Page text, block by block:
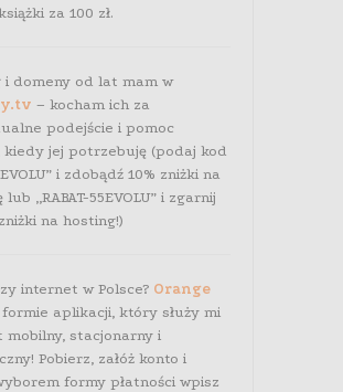
za 100 zł.
i domeny od lat mam w
– kocham ich za
podejście i pomoc
kiedy jej potrzebuję (podaj kod
EVOLU” i zdobądź 10% zniżki na
„RABAT-55EVOLU” i zgarnij
na hosting!)
internet w Polsce? Orange
formie aplikacji, który służy mi
mobilny, stacjonarny i
Pobierz, załóż konto i
formy płatności wpisz